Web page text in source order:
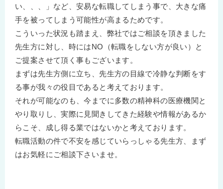
い、、、」など、安易な転職してしまう事で、大きな痛
手を被ってしまう可能性が高まるためです。
こういった状況も踏まえ、弊社ではご相談を頂きました
先生方に対し、時にはNO（転職をしない方が良い）と
ご提案させて頂く事もございます。
まずは先生方側に立ち、先生方の目線で冷静な判断をす
る事が我々の役目であると考えております。
それが可能なのも、今までに多数の精神科の医療機関と
やり取りし、実際に見聞きしてきた経験や情報があるか
らこそ、成し得る業ではないかと考えております。
転職活動の件で不安を感じていらっしゃる先生方、まず
はお気軽にご相談下さいませ。